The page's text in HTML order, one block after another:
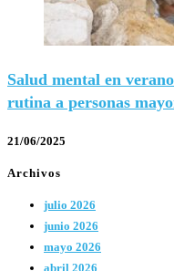
Salud mental en
rutina a personas
21/06/2025
Archivos
julio 2026
junio 2026
mayo 2026
abril 2026